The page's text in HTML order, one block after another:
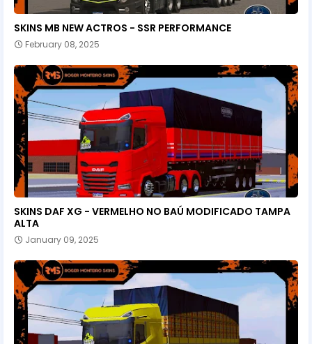
SKINS MB NEW ACTROS - SSR PERFORMANCE
February 08, 2025
SKINS DAF XG - VERMELHO NO BAÚ MODIFICADO TAMPA
ALTA
January 09, 2025